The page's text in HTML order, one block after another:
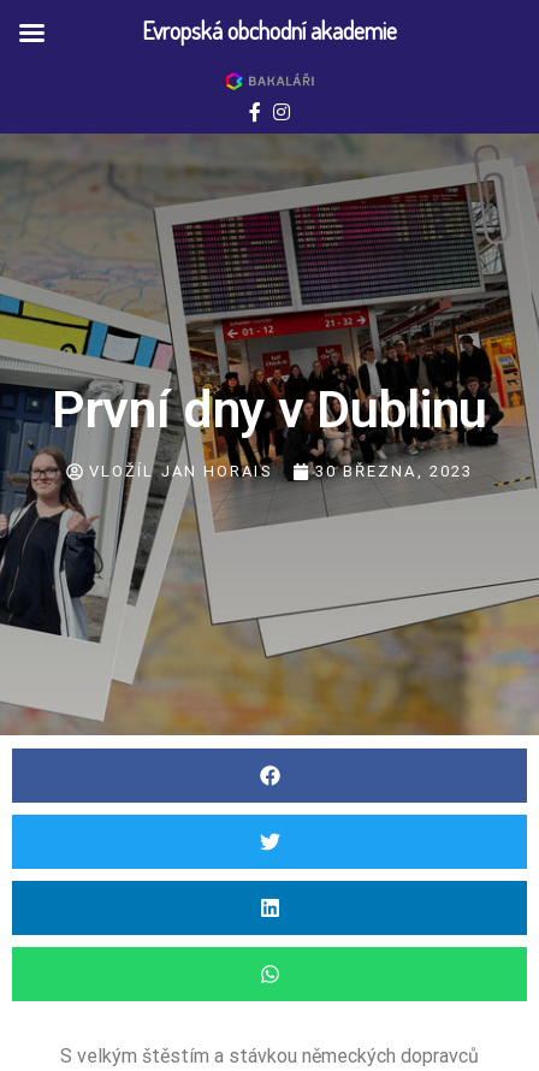
První dny v Dublinu
VLOŽÍLJAN HORAIS 30 BŘEZNA, 2023
S velkým štěstím a stávkou německých dopravců
Evropská obchodní akademie